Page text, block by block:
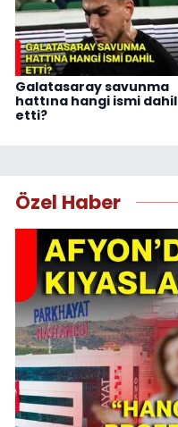
Galatasaray savunma
hattına hangi ismi dahil
etti?
Özel Haber